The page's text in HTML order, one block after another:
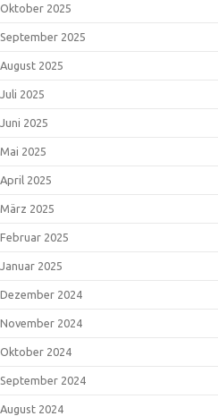
Oktober 2025
September 2025
August 2025
Juli 2025
Juni 2025
Mai 2025
April 2025
März 2025
Februar 2025
Januar 2025
Dezember 2024
November 2024
Oktober 2024
September 2024
August 2024